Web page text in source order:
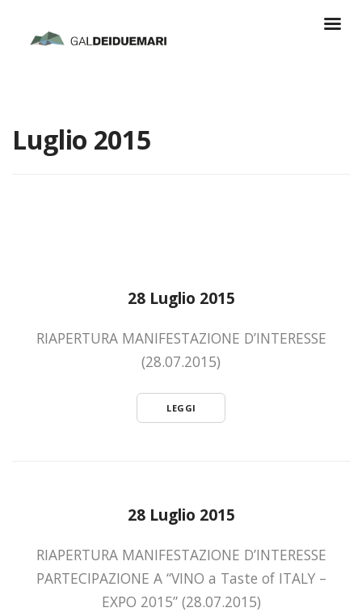
Luglio 2015
28 Luglio 2015
RIAPERTURA MANIFESTAZIONE D’INTERESSE
(28.07.2015)
LEGGI
28 Luglio 2015
RIAPERTURA MANIFESTAZIONE D’INTERESSE
PARTECIPAZIONE A “VINO a Taste of ITALY –
EXPO 2015” (28.07.2015)